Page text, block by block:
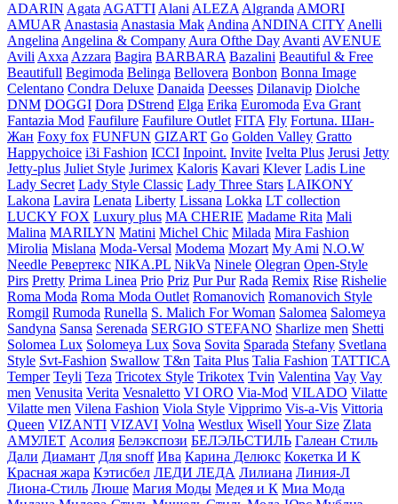
ADARIN AgataAGATTIAlaniALEZAAlgrandaAMORI
AMUARAnastasiaAnastasia MakAndinaANDINA CITYAnelli
AngelinaAngelina & CompanyAura Ofthe DayAvantiAVENUE
AviliAxxaAzzara Bagira BARBARA Bazalini Beautiful & Free
Beautifull Begimoda Belinga Bellovera Bonbon Bonna Image
Celentano Condra Deluxe Danaida Deesses Dilanavip Diolche
DNM DOGGI Dora DStrend Elga Erika Euromoda Eva Grant
Fantazia Mod Faufilure Faufilure Outlet FITA Fly Fortuna. Шан-
Жан Foxy fox FUNFUN GIZART Go Golden Valley Gratto
Happychoice i3i Fashion ICCI Inpoint. Invite Ivelta Plus Jerusi Jetty
Jetty-plus Juliet Style Jurimex Kaloris Kavari Klever Ladis Line
Lady Secret Lady Style Classic Lady Three Stars LAIKONY
Lakona Lavira Lenata Liberty Lissana Lokka LT collection
LUCKY FOX Luxury plus MA CHERIE Madame Rita Mali
Malina MARILYN Matini Michel Chic Milada Mira Fashion
Mirolia Mislana Moda-Versal Modema Mozart My Ami N.O.W
Needle Ревертекс NIKA.PL NikVa Ninele Olegran Open-Style
Pirs Pretty Prima Linea Prio Priz Pur Pur Rada Remix Rise Rishelie
Roma Moda Roma Moda Outlet Romanovich Romanovich Style
Romgil Rumoda Runella S. Malich For Woman Salomea Salomeya
Sandyna Sansa Serenada SERGIO STEFANO Sharlize men Shetti
Solomea Lux Solomeya Lux Sova Sovita Sparada Stefany Svetlana
Style Svt-Fashion Swallow T&n Taita Plus Talia Fashion TATTICA
Temper Teyli Teza Tricotex Style Trikotex Tvin Valentina Vay Vay
men Venusita Verita Vesnaletto VI ORO Via-Mod VILADO Vilatte
Vilatte men Vilena Fashion Viola Style Vipprimо Vis-a-Vis Vittoria
Queen VIZANTI VIZAVI Volna Westlux WisellYour Size Zlata
АМУЛЕТ Асолия Белэкспози БЕЛЭЛЬСТИЛЬ Галеан Cтиль
Дали Диамант Для snoff Ива Карина Делюкс Кокетка И К
Красная жара Кэтисбел ЛЕДИ ЛЕДА Лилиана Линия-Л
Лиона-Стиль Люше Магия Моды Медея и К Миа Мода